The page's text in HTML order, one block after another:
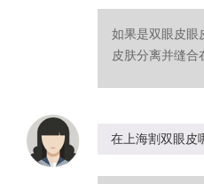
如果是双眼皮眼
皮肤分离并缝
在上海割双眼皮